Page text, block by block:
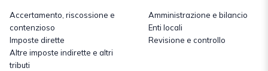
Accertamento, riscossione e
contenzioso
Imposte dirette
Altre imposte indirette e altri
tributi
Amministrazione e bilancio
Enti locali
Revisione e controllo